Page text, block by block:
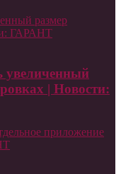
размер
ГАРАНТ
увеличенный
| Новости:
приложение